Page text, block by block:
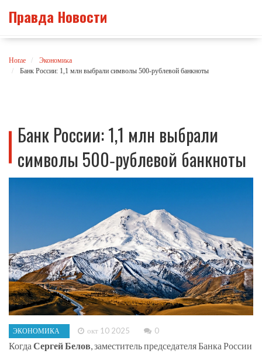
Правда Новости
Home
Экономика
Банк России: 1,1 млн выбрали символы 500‑рублевой банкноты
Банк России: 1,1 млн выбрали
символы 500‑рублевой банкноты
ЭКОНОМИКА окт 10 2025 0
Когда Сергей Белов, заместитель председателяБанка России